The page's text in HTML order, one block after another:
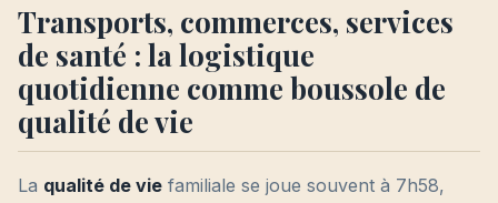
Transports, commerces, services
de santé : la logistique
quotidienne comme boussole de
qualité de vie
La qualité de vie familiale se joue souvent à 7h58,